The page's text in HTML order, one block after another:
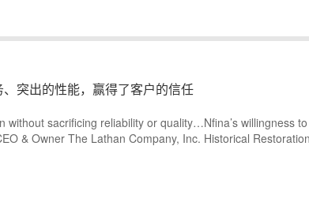
突出的性能，赢得了客户的信任
without sacrificing reliability or quality…Nfina’s willingness
& Owner The Lathan Company, Inc. Historical